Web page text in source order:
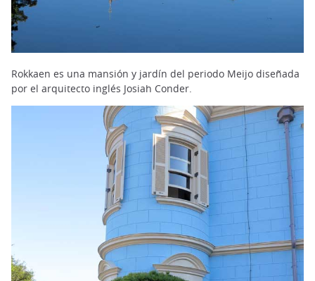
Rokkaen es una mansión y jardín del periodo Meijo diseñada
por el arquitecto inglés Josiah Conder.